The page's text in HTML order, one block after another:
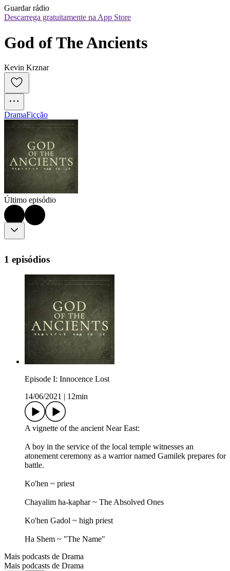
Guardar rádio
Descarrega gratuitamente na App Store
God of The Ancients
Kevin Krznar
DramaFicção
Último episódio
1 episódios
Episode I: Innocence Lost
14/06/2021
12min
A vignette of the ancient Near East:
A boy in the service of the local temple witnesses an
atonement ceremony as a warrior named Gamilek prepares for
battle.
Ko'hen ~ priest
Chayalim ha-kaphar ~ The Absolved Ones
Ko'hen Gadol ~ high priest
Ha Shem ~ "The Name"
Mais podcasts de Drama
Mais podcasts de Drama